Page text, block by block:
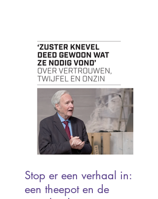
Stop er een verhaal in:
een theepot en de